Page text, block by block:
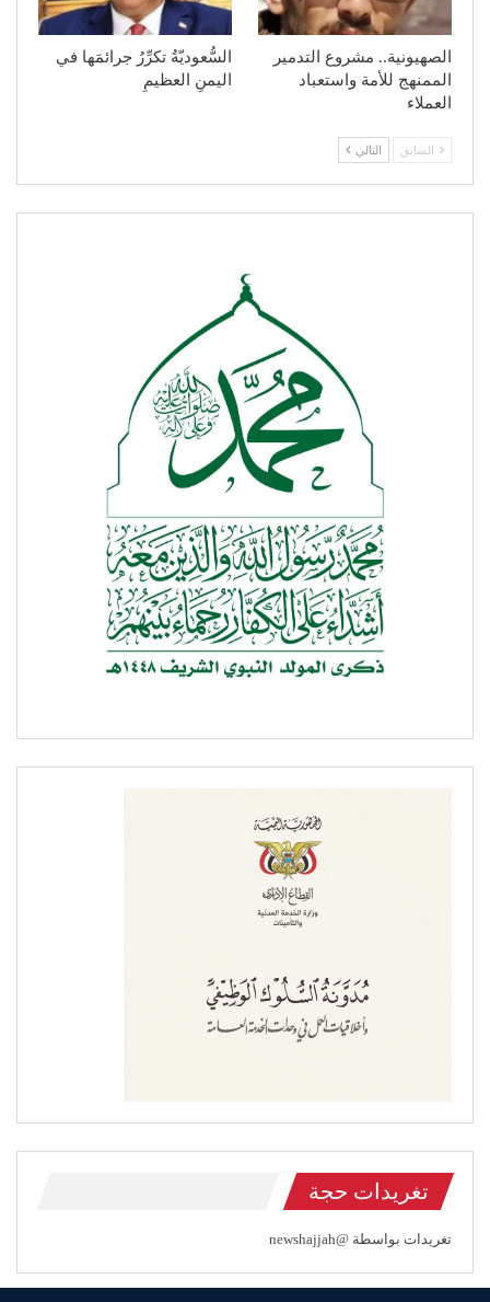
الصهيونية.. مشروع التدمير
الممنهج للأمة واستعباد
العملاء
السُّعوديّةُ تكرِّرُ جرائمَها في
اليمنِ العظيمِ
السابق التالي
تغريدات حجة
تغريدات بواسطة @newshajjah